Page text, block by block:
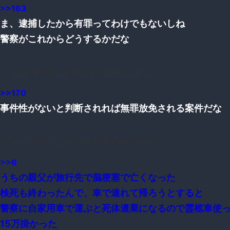
>>163
ま、逮捕したから有罪ってわけでもないしね
警察がこれからどうするかだな
>>170
事件性がないと判断されれば無罪放免される案件だな
>>6
うちの親父が旅行先で脳梗塞で亡くなった
検死も終わったんで、車で連れて帰ろうとすると
警察に自家用車で運ぶと死体遺棄になるので霊柩車使
15万掛かった